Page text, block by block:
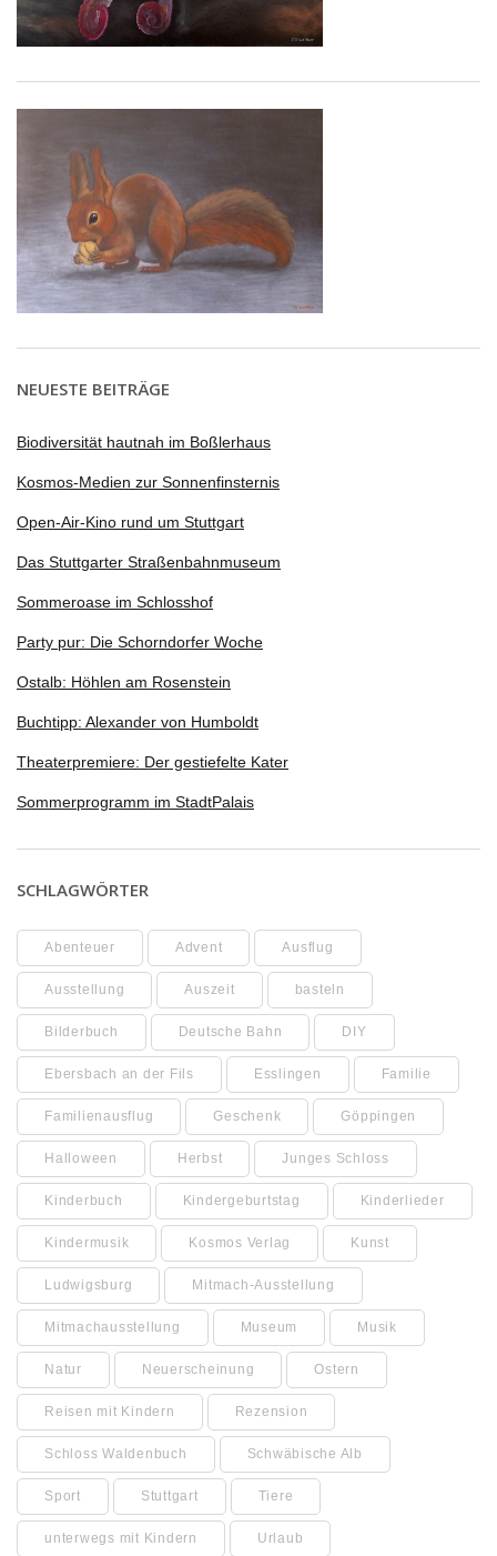
NEUESTE BEITRÄGE
Biodiversität hautnah im Boßlerhaus
Kosmos-Medien zur Sonnenfinsternis
Open-Air-Kino rund um Stuttgart
Das Stuttgarter Straßenbahnmuseum
Sommeroase im Schlosshof
Party pur: Die Schorndorfer Woche
Ostalb: Höhlen am Rosenstein
Buchtipp: Alexander von Humboldt
Theaterpremiere: Der gestiefelte Kater
Sommerprogramm im StadtPalais
SCHLAGWÖRTER
Abenteuer Advent Ausflug
Ausstellung Auszeit basteln
Bilderbuch Deutsche Bahn DIY
Ebersbach an der Fils Esslingen Familie
Familienausflug Geschenk Göppingen
Halloween Herbst Junges Schloss
Kinderbuch Kindergeburtstag Kinderlieder
Kindermusik Kosmos Verlag Kunst
Ludwigsburg Mitmach-Ausstellung
Mitmachausstellung Museum Musik
Natur Neuerscheinung Ostern
Reisen mit Kindern Rezension
Schloss Waldenbuch Schwäbische Alb
Sport Stuttgart Tiere
unterwegs mit Kindern Urlaub